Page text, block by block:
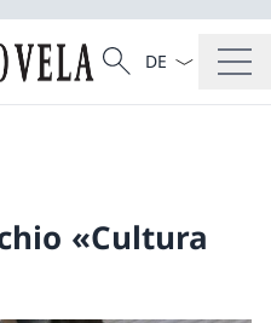
Recherche
Recherche
La langue
«Cultura